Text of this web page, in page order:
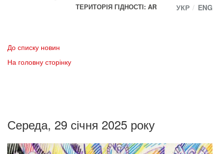
ТЕРИТОРІЯ ГІДНОСТІ: AR
УКР ENG
До списку новин
На головну сторінку
Середа, 29 січня 2025 року